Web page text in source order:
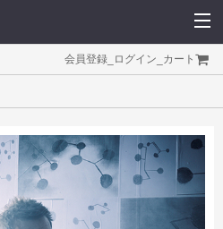
会員登録 ログイン カート